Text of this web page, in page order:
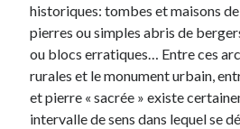
historiques: tombes et maisons
pierres ou simples abris de
ou blocs erratiques… Entre ces
rurales et le monument urbain,
et pierre « sacrée » existe
intervalle de sens dans lequel se